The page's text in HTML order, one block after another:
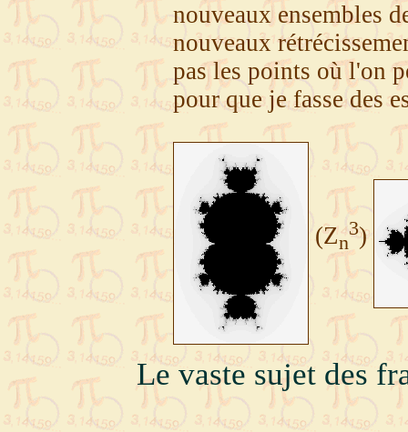
nouveaux ensembles
nouveaux
pas les points où l'on
pour que je fasse des
(Zn
3)
Le vaste sujet des